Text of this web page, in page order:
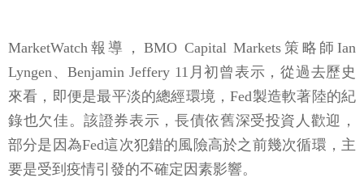
MarketWatch報導，BMO Capital Markets策略師Ian
Lyngen、Benjamin Jeffery 11月初曾表示，從過去歷史
來看，即便是最平淡的總經環境，Fed製造軟著陸的紀
錄也欠佳。該證券表示，長債依舊深受投資人歡迎，
部分是因為Fed這次犯錯的風險高於之前幾次循環，主
要是受到疫情引發的不確定因素影響。